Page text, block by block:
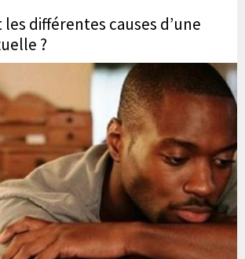
différentes causes d’une
?